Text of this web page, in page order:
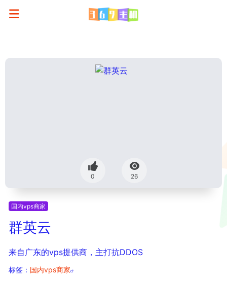
0 26
国内vps商家
群英云
来自广东的vps提供商，主打抗DDOS
标签： 国内vps商家